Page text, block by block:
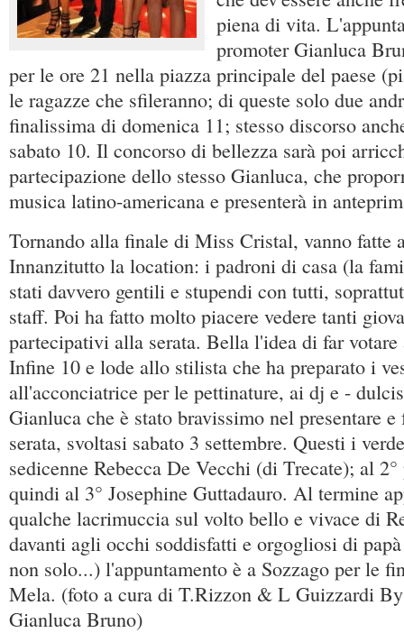
piena di vita.
promoter Gianluca
per le ore 21 nella piazza principale del paese
le ragazze che sfileranno; di queste solo due
finalissima di domenica 11; stesso discorso
sabato 10. Il concorso di bellezza sarà poi
partecipazione dello stesso Gianluca, che
musica latino-americana e presenterà in
Tornando alla finale di Miss Cristal, vanno fatte
Innanzitutto la location: i padroni di casa (la
stati davvero gentili e stupendi con tutti,
staff. Poi ha fatto molto piacere vedere tanti
partecipativi alla serata. Bella l'idea di far votare
Infine 10 e lode allo stilista che ha preparato i
all'acconciatrice per le pettinature, ai dj e -
Gianluca che è stato bravissimo nel presentare
serata, svoltasi sabato 3 settembre. Questi i
sedicenne Rebecca De Vecchi (di Trecate); al
quindi al 3° Josephine Guttadauro. Al termine
qualche lacrimuccia sul volto bello e vivace di
davanti agli occhi soddisfatti e orgogliosi di
non solo...) l'appuntamento è a Sozzago per le
Mela. (foto a cura di T.Rizzon & L Guizzardi
Gianluca Bruno)